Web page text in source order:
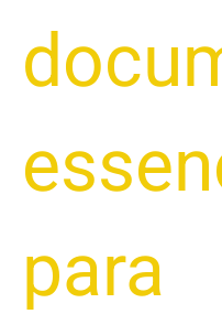
para